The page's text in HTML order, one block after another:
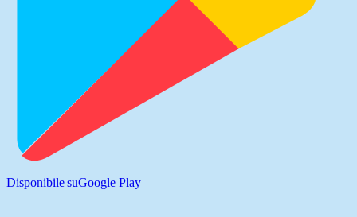
Disponibile suGoogle Play